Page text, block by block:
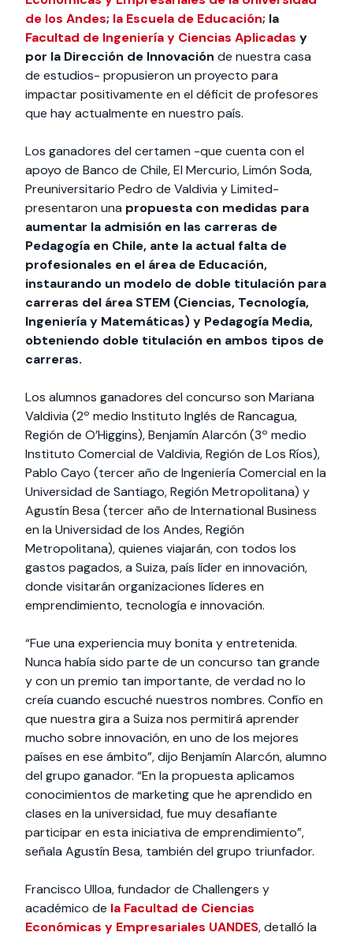
de los Andes; la Escuela de Educación; la
Facultad de Ingeniería y Ciencias Aplicadas y
por la Dirección de Innovación de nuestra casa
de estudios- propusieron un proyecto para
impactar positivamente en el déficit de profesores
que hay actualmente en nuestro país.
Los ganadores del certamen -que cuenta con el
apoyo de Banco de Chile, El Mercurio, Limón Soda,
Preuniversitario Pedro de Valdivia y Limited-
presentaron una propuesta con medidas para
aumentar la admisión en las carreras de
Pedagogía en Chile, ante la actual falta de
profesionales en el área de Educación,
instaurando un modelo de doble titulación para
carreras del área STEM (Ciencias, Tecnología,
Ingeniería y Matemáticas) y Pedagogía Media,
obteniendo doble titulación en ambos tipos de
carreras.
Los alumnos ganadores del concurso son Mariana
Valdivia (2º medio Instituto Inglés de Rancagua,
Región de O’Higgins), Benjamín Alarcón (3º medio
Instituto Comercial de Valdivia, Región de Los Ríos),
Pablo Cayo (tercer año de Ingeniería Comercial en la
Universidad de Santiago, Región Metropolitana) y
Agustín Besa (tercer año de International Business
en la Universidad de los Andes, Región
Metropolitana), quienes viajarán, con todos los
gastos pagados, a Suiza, país líder en innovación,
donde visitarán organizaciones líderes en
emprendimiento, tecnología e innovación.
“Fue una experiencia muy bonita y entretenida.
Nunca había sido parte de un concurso tan grande
y con un premio tan importante, de verdad no lo
creía cuando escuché nuestros nombres. Confío en
que nuestra gira a Suiza nos permitirá aprender
mucho sobre innovación, en uno de los mejores
países en ese ámbito”, dijo Benjamín Alarcón, alumno
del grupo ganador. “En la propuesta aplicamos
conocimientos de marketing que he aprendido en
clases en la universidad, fue muy desafiante
participar en esta iniciativa de emprendimiento”,
señala Agustín Besa, también del grupo triunfador.
Francisco Ulloa, fundador de Challengers y
académico de la Facultad de Ciencias
Económicas y Empresariales UANDES, detalló la